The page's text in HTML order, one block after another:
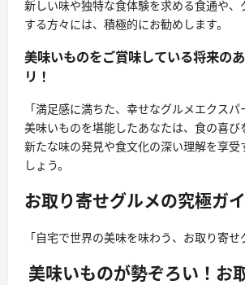
新しい味や独特な食体験を求める食通や、
する方々には、積極的にお勧めします。
美味いものをご賞味している将来の
リ！
「満足感に満ちた、幸せなグルメエクスパ
美味いものを堪能したあなたは、食の喜び
新たな味の発見や食文化の深い理解を享受
しょう。
お取り寄せグルメの究極ガイ
「自宅で世界の美味を味わう、お取り寄せ
美味いものが勢ぞろい！お